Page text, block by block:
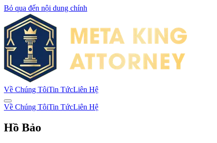
Bỏ qua đến nội dung chính
Về Chúng TôiTin TứcLiên Hệ
Về Chúng TôiTin TứcLiên Hệ
Hồ Bảo